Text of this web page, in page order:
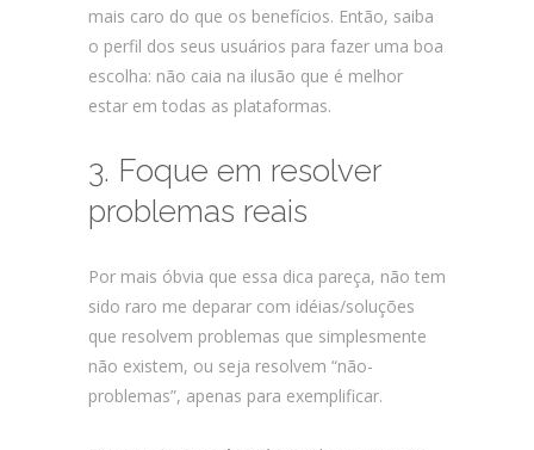
mais caro do que os benefícios. Então, saiba
o perfil dos seus usuários para fazer uma boa
escolha: não caia na ilusão que é melhor
estar em todas as plataformas.
3. Foque em resolver
problemas reais
Por mais óbvia que essa dica pareça, não tem
sido raro me deparar com idéias/soluções
que resolvem problemas que simplesmente
não existem, ou seja resolvem “não-
problemas”, apenas para exemplificar.